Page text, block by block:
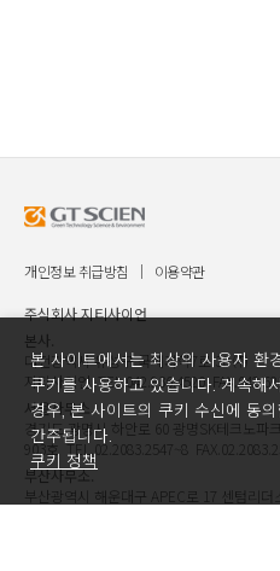
개인정보 취급방침 이용약관
주식회사 지티사이언
본사.
대전광역시 유성구 국제과학7로 30 ㈜
지티사이언 TEL.042.936.4520
서울사무소.
경기도 광명시 하안로 60 광명SK테크노파
903호 TEL.02.2083.2547~8
부산사무소.
부산광역시 해운대구 APEC로 17 센텀리더
본 사이트에서는 최상의 사용자 환
쿠키를 사용하고 있습니다. 계속해
경우, 본 사이트의 쿠키 수신에 동
간주됩니다.
쿠키 정책